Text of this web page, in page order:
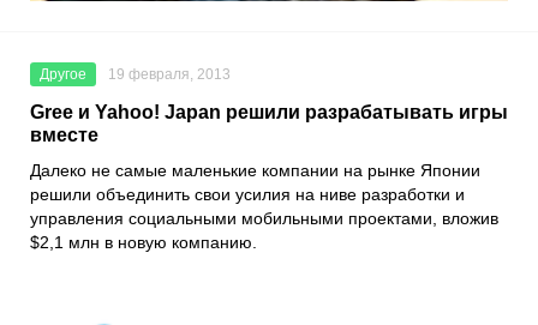
Другое 19 февраля, 2013
Gree и Yahoo! Japan решили разрабатывать игры
вместе
Далеко не самые маленькие компании на рынке Японии
решили объединить свои усилия на ниве разработки и
управления социальными мобильными проектами, вложив
$2,1 млн в новую компанию.